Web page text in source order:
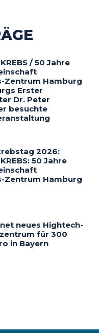
/ 50 Jahre
Zentrum Hamburg
Erster
Dr. Peter
besuchte
2026:
50 Jahre
Zentrum Hamburg
neues Hightech-
für 300
in Bayern